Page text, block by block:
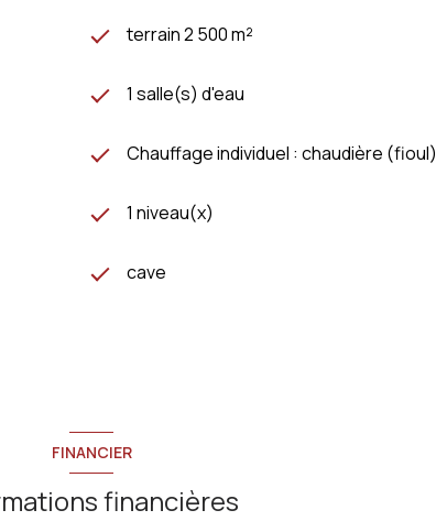
terrain 2 500 m²
1 salle(s) d'eau
Chauffage individuel : chaudière (fioul)
1 niveau(x)
cave
FINANCIER
financières